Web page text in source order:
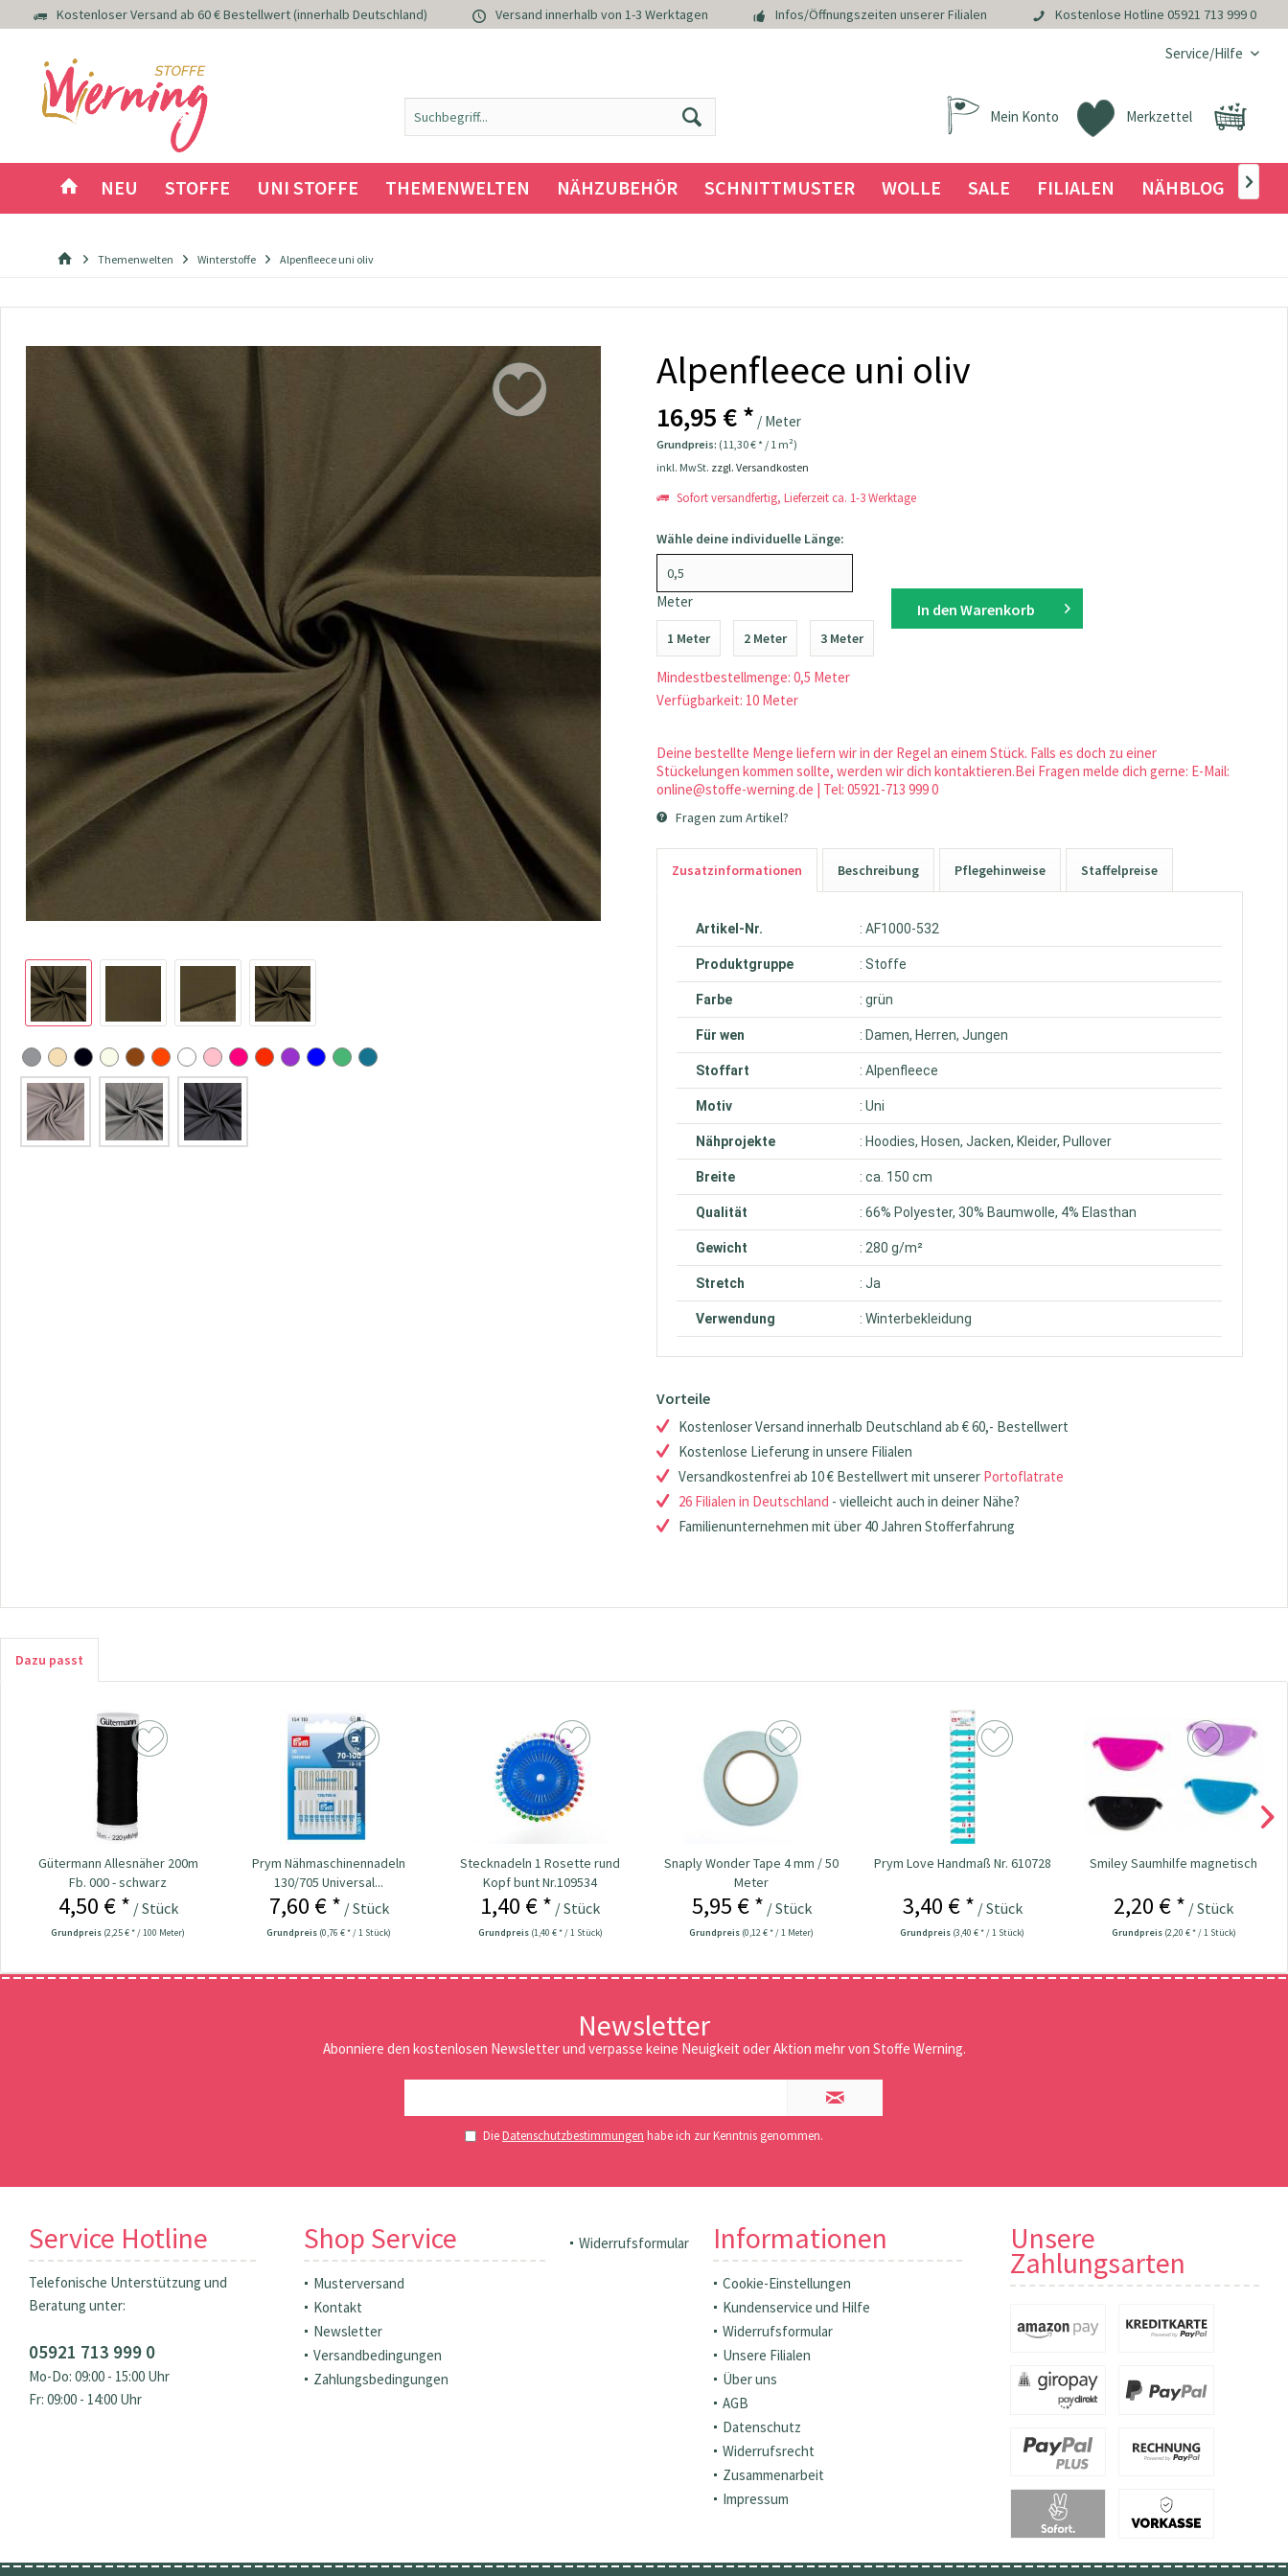
Kostenloser Versand ab 60 € Bestellwert (innerhalb Deutschland) Versand innerhalb von 1-3 Werktagen Infos/Öffnungszeiten unserer Filialen Kostenlose Hotline 05921 713 999 0
Service/Hilfe
Merkzettel
Mein Konto
NEU STOFFE UNI STOFFE THEMENWELTEN NÄHZUBEHÖR SCHNITTMUSTER WOLLE SALE FILIALEN NÄHBLOG 
Themenwelten Winterstoffe Alpenfleece uni oliv
Alpenfleece uni oliv
16,95 € * / Meter
Grundpreis: (11,30 € * / 1 m²)
inkl. MwSt. zzgl. Versandkosten
Sofort versandfertig, Lieferzeit ca. 1-3 Werktage
Wähle deine individuelle Länge:
Meter
1 Meter 2 Meter 3 Meter
Mindestbestellmenge: 0,5 Meter
Verfügbarkeit: 10 Meter
In den Warenkorb
Deine bestellte Menge liefern wir in der Regel an einem Stück. Falls es doch zu einer
Stückelungen kommen sollte, werden wir dich kontaktieren.Bei Fragen melde dich gerne: E-Mail:
online@stoffe-werning.de | Tel: 05921-713 999 0
Fragen zum Artikel?
Zusatzinformationen Beschreibung Pflegehinweise Staffelpreise
Artikel-Nr. : AF1000-532
Produktgruppe : Stoffe
Farbe : grün
Für wen : Damen, Herren, Jungen
Stoffart : Alpenfleece
Motiv : Uni
Nähprojekte : Hoodies, Hosen, Jacken, Kleider, Pullover
Breite : ca. 150 cm
Qualität : 66% Polyester, 30% Baumwolle, 4% Elasthan
Gewicht : 280 g/m²
Stretch : Ja
Verwendung : Winterbekleidung
Vorteile
Kostenloser Versand innerhalb Deutschland ab € 60,- Bestellwert
Kostenlose Lieferung in unsere Filialen
Versandkostenfrei ab 10 € Bestellwert mit unserer Portoflatrate
26 Filialen in Deutschland - vielleicht auch in deiner Nähe?
Familienunternehmen mit über 40 Jahren Stofferfahrung
Dazu passt
Gütermann Allesnäher 200m
Fb. 000 - schwarz
4,50 € * / Stück
Grundpreis (2,25 € * / 100 Meter)
Prym Nähmaschinennadeln
130/705 Universal...
7,60 € * / Stück
Grundpreis (0,76 € * / 1 Stück)
Stecknadeln 1 Rosette rund
Kopf bunt Nr.109534
1,40 € * / Stück
Grundpreis (1,40 € * / 1 Stück)
Snaply Wonder Tape 4 mm / 50
Meter
5,95 € * / Stück
Grundpreis (0,12 € * / 1 Meter)
Prym Love Handmaß Nr. 610728
3,40 € * / Stück
Grundpreis (3,40 € * / 1 Stück)
Smiley Saumhilfe magnetisch
2,20 € * / Stück
Grundpreis (2,20 € * / 1 Stück)
Newsletter
Abonniere den kostenlosen Newsletter und verpasse keine Neuigkeit oder Aktion mehr von Stoffe Werning.
DieDatenschutzbestimmungen habe ich zur Kenntnis genommen.
Service Hotline
Telefonische Unterstützung und
Beratung unter:
05921 713 999 0
Mo-Do: 09:00 - 15:00 Uhr
Fr: 09:00 - 14:00 Uhr
Shop Service
Musterversand
Kontakt
Newsletter
Versandbedingungen
Zahlungsbedingungen
Widerrufsformular Informationen
Cookie-Einstellungen
Kundenservice und Hilfe
Widerrufsformular
Unsere Filialen
Über uns
AGB
Datenschutz
Widerrufsrecht
Zusammenarbeit
Impressum
Unsere
Zahlungsarten